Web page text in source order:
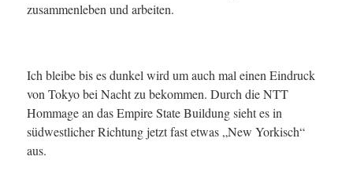
zusammenleben und arbeiten.
Ich bleibe bis es dunkel wird um auch mal einen Eindruck
von Tokyo bei Nacht zu bekommen. Durch die NTT
Hommage an das Empire State Buildung sieht es in
südwestlicher Richtung jetzt fast etwas „New Yorkisch“
aus.